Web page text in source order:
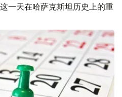
一天在哈萨克斯坦历史上的重